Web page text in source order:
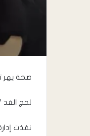
صحة يهر
لحج الغد